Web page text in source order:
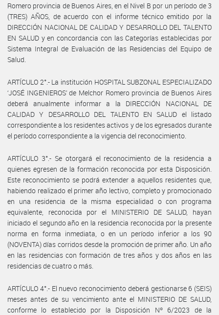
Romero provincia de Buenos Aires, en el Nivel B por un período de 3
(TRES) AÑOS, de acuerdo con el informe técnico emitido por la
DIRECCIÓN NACIONAL DE CALIDAD Y DESARROLLO DEL TALENTO
EN SALUD y en concordancia con las Categorías establecidas por
Sistema Integral de Evaluación de las Residencias del Equipo de
Salud.
ARTÍCULO 2°.- La institución HOSPITAL SUBZONAL ESPECIALIZADO
‘JOSÉ INGENIEROS’ de Melchor Romero provincia de Buenos Aires
deberá anualmente informar a la DIRECCIÓN NACIONAL DE
CALIDAD Y DESARROLLO DEL TALENTO EN SALUD el listado
correspondiente a los residentes activos y de los egresados durante
el período correspondiente a la vigencia del reconocimiento.
ARTÍCULO 3°.- Se otorgará el reconocimiento de la residencia a
quienes egresen de la formación reconocida por esta Disposición.
Este reconocimiento se podrá extender a aquellos residentes que,
habiendo realizado el primer año lectivo, completo y promocionado
en una residencia de la misma especialidad o con programa
equivalente, reconocida por el MINISTERIO DE SALUD, hayan
iniciado el segundo año en la residencia reconocida por la presente
norma en forma inmediata, o en un período inferior a los 90
(NOVENTA) días corridos desde la promoción de primer año. Un año
en las residencias con formación de tres años y dos años en las
residencias de cuatro o más.
ARTÍCULO 4°.- El nuevo reconocimiento deberá gestionarse 6 (SEIS)
meses antes de su vencimiento ante el MINISTERIO DE SALUD,
conforme lo establecido por la Disposición Nº 6/2023 de la